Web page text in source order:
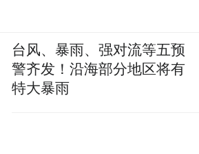
台风、暴雨、强对流等五预
警齐发！沿海部分地区将有
特大暴雨